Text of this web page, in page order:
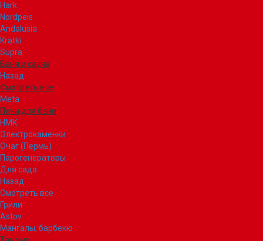
Hark
Nordpeis
Andalusia
Kratki
Supra
Баня и сауна
Назад
Смотреть все
Meta
Печи для бани
НМК
Электрокаменки
Очаг (Пермь)
Парогенераторы
Для сада
Назад
Смотреть все
Грили
Astov
Мангалы, барбекю